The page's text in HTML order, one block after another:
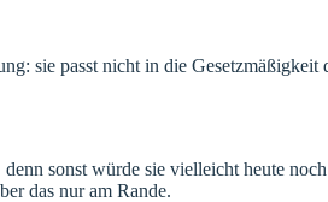
sie passt nicht in die
sonst würde sie vielleicht heute
das nur am Rande.